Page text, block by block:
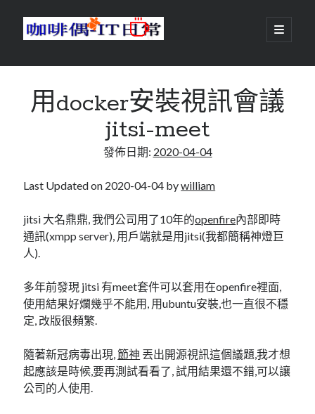
咖
偶-
常
開
啟
資
訊
欄
搜尋
android backup centos
docker elementaryOS esxi
httpd java javascript kotlin ldap
LetsEncrypt
lubuntu MacOS mail mariadb
microsoft nextcloud
用docker安裝視訊會議
jitsi-meet
發佈日期: 2020-04-04
Last Updated on 2020-04-04 bywilliam
jitsi 大名鼎鼎, 我們公司用了10年的openfire內部即時
通訊(xmpp server), 用戶端就是用jitsi(我都簡稱神燈巨
人).
多年前發現 jitsi 有meet套件可以套用在openfire裡面,
使用結果好爛幾乎不能用, 用ubuntu安裝,也一直很不穩
定, 改版很頻繁.
隨著新冠病毒出現,節神 丟出開源視訊這個議題,我才想
起應該是時候,要再測試看看了, 試用結果還不錯,可以讓
公司的人使用.